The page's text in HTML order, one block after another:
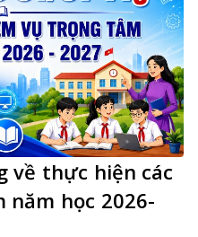
về thực hiện các
học 2026-